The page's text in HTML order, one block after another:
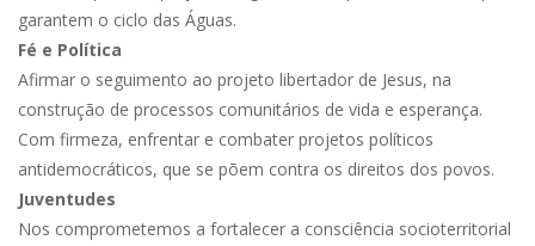
garantem o ciclo das Águas.
Fé e Política
Afirmar o seguimento ao projeto libertador de Jesus, na
construção de processos comunitários de vida e esperança.
Com firmeza, enfrentar e combater projetos políticos
antidemocráticos, que se põem contra os direitos dos povos.
Juventudes
Nos comprometemos a fortalecer a consciência socioterritorial